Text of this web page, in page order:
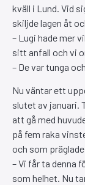
kväll i Lund. Vid
skiljde lagen åt
– Lugi hade mer
sitt anfall och vi
– De var tunga
Nu väntar ett
slutet av januari.
att gå med
på fem raka
och som
– Vi får ta denna
som helhet. Nu